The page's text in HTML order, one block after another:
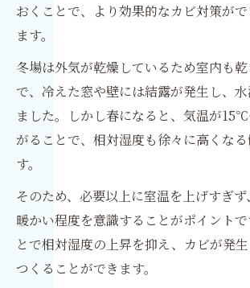
おくことで、より効果的なカビ対策が
ます。
冬場は外気が乾燥しているため室内も
で、冷えた窓や壁には結露が発生し、
ました。しかし春になると、気温が
がることで、相対湿度も徐々に高くな
す。
そのため、必要以上に室温を上げすぎ
暖かい程度を意識することがポイント
とで相対湿度の上昇を抑え、カビが発
つくることができます。